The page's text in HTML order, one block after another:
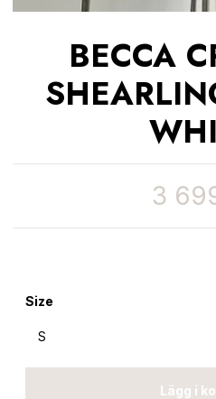
BECCA
3
Size
Lägg i